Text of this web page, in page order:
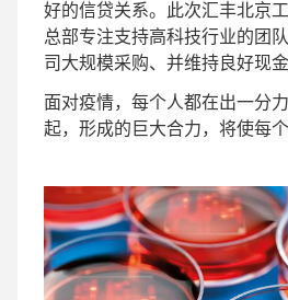
好的信贷关系。此次汇丰北京
总部专注支持高科技行业的团
司大规模采购、并维持良好现金
面对疫情，每个人都在出一分
起，形成的巨大合力，将使每个